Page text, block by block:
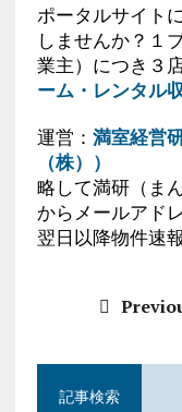
ポータルサイト
しませんか？１
業主）につき３
ーム・レンタル
運営： 満室経営
（株））
略して満研（ま
からメールアド
翌日以降物件速
記事検索